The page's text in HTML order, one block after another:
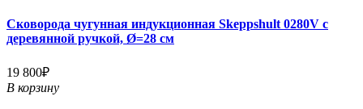
Сковорода чугунная индукционная Skeppshult 0280V с
деревянной ручкой, Ø=28 см
19 800₽
В корзину